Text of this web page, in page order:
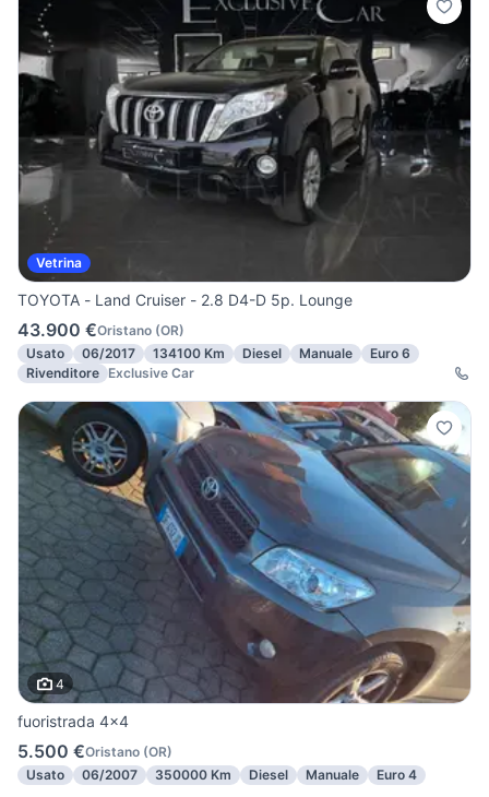
Vetrina
TOYOTA - Land Cruiser - 2.8 D4-D 5p. Lounge
43.900 €Oristano (OR)
Usato
06/2017 134100 Km Diesel Manuale
Euro 6
Rivenditore Exclusive Car
4
fuoristrada 4x4
5.500 €Oristano (OR)
Usato
06/2007 350000 Km Diesel Manuale Euro 4